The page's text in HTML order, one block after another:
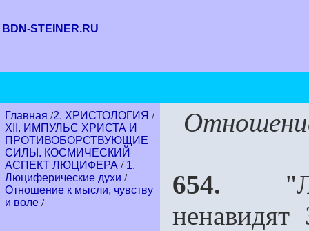
BDN-STEINER.RU
Главная /2. ХРИСТОЛОГИЯ /
XII. ИМПУЛЬС ХРИСТА И
ПРОТИВОБОРСТВУЮЩИЕ
СИЛЫ. КОСМИЧЕСКИЙ
АСПЕКТ ЛЮЦИФЕРА / 1.
Люциферические духи /
Отношение к мысли, чувству
и воле /
654.